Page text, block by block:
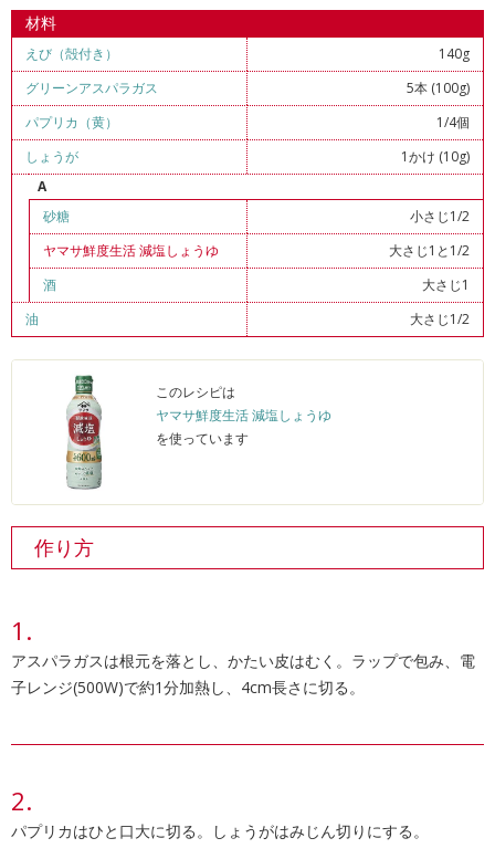
材料
えび（殻付き）
140g
グリーンアスパラガス
5本 (100g)
パプリカ（黄）
1/4個
しょうが
1かけ (10g)
A
砂糖
小さじ1/2
ヤマサ鮮度生活 減塩しょうゆ
大さじ1と1/2
酒
大さじ1
油
大さじ1/2
このレシピは
ヤマサ鮮度生活 減塩しょうゆ
を使っています
作り方
アスパラガスは根元を落とし、かたい皮はむく。ラップで包み、電
子レンジ(500W)で約1分加熱し、4cm長さに切る。
パプリカはひと口大に切る。しょうがはみじん切りにする。